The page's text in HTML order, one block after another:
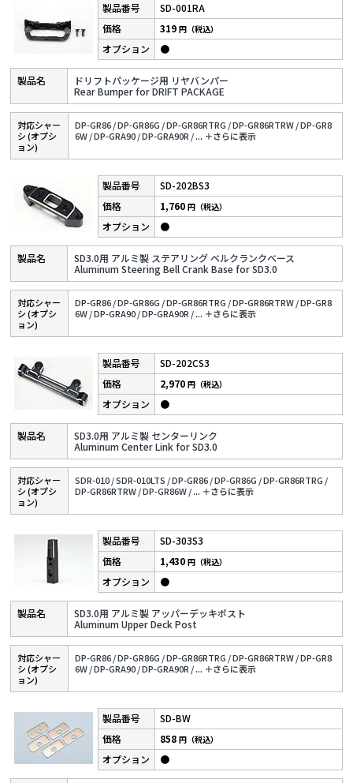
SD-001RA
ドリフトパッケージ用 リヤバンパー
Rear Bumper for DRIFT PACKAGE
319円（税込）
●
対応シャー
シ (オプシ
ョン)
DP-GR86 /DP-GR86G /DP-GR86RTRG /DP-GR86RTRW /DP-GR8
6W /DP-GRA90 /DP-GRA90R /... ＋さらに表⽰
SD-202BS3
SD3.0用 アルミ製 ステアリング ベルクランクベース
Aluminum Steering Bell Crank Base for SD3.0
1,760円（税込）
●
対応シャー
シ (オプシ
ョン)
DP-GR86 /DP-GR86G /DP-GR86RTRG /DP-GR86RTRW /DP-GR8
6W /DP-GRA90 /DP-GRA90R /... ＋さらに表⽰
SD-202CS3
SD3.0用 アルミ製 センターリンク
Aluminum Center Link for SD3.0
2,970円（税込）
●
対応シャー
シ (オプシ
ョン)
SDR-010 /SDR-010LTS /DP-GR86 /DP-GR86G /DP-GR86RTRG /
DP-GR86RTRW /DP-GR86W /... ＋さらに表⽰
SD-303S3
SD3.0用 アルミ製 アッパーデッキポスト
Aluminum Upper Deck Post
1,430円（税込）
●
対応シャー
シ (オプシ
ョン)
DP-GR86 /DP-GR86G /DP-GR86RTRG /DP-GR86RTRW /DP-GR8
6W /DP-GRA90 /DP-GRA90R /... ＋さらに表⽰
SD-BW
858円（税込）
●